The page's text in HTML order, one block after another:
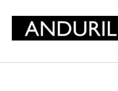
content